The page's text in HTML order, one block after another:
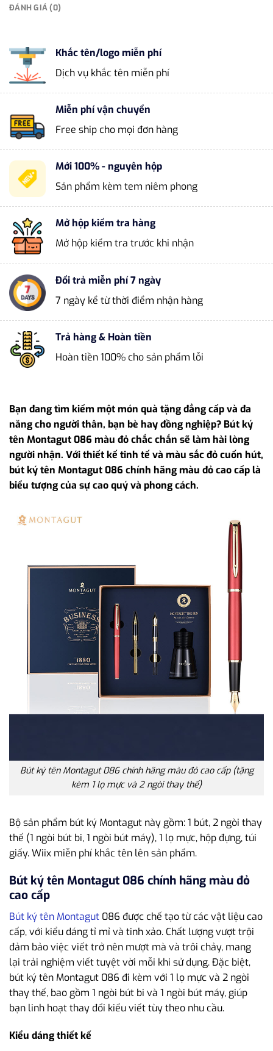
ĐÁNH GIÁ (0)
Khắc tên/logo miễn phí
Dịch vụ khắc tên miễn phí
Miễn phí vận chuyển
Free ship cho mọi đơn hàng
Mới 100% - nguyên hộp
Sản phẩm kèm tem niêm phong
Mở hộp kiểm tra hàng
Mở hộp kiểm tra trước khi nhận
Đổi trả miễn phí 7 ngày
7 ngày kể từ thời điểm nhận hàng
Trả hàng & Hoàn tiền
Hoàn tiền 100% cho sản phẩm lỗi
Bạn đang tìm kiếm một món quà tặng đẳng cấp và đa
năng cho người thân, bạn bè hay đồng nghiệp? Bút ký
tên Montagut 086 màu đỏ chắc chắn sẽ làm hài lòng
người nhận. Với thiết kế tinh tế và màu sắc đỏ cuốn hút,
bút ký tên Montagut 086 chính hãng màu đỏ cao cấp là
biểu tượng của sự cao quý và phong cách.
Bút ký tên Montagut 086 chính hãng màu đỏ cao cấp (tặng
kèm 1 lọ mực và 2 ngòi thay thế)
Bộ sản phẩm bút ký Montagut này gồm: 1 bút, 2 ngòi thay
thế (1 ngòi bút bi, 1 ngòi bút máy), 1 lọ mực, hộp đựng, túi
giấy. Wiix miễn phí khắc tên lên sản phẩm.
Bút ký tên Montagut 086 chính hãng màu đỏ
cao cấp
Bút ký tên Montagut 086 được chế tạo từ các vật liệu cao
cấp, với kiểu dáng tỉ mỉ và tinh xảo. Chất lượng vượt trội
đảm bảo việc viết trở nên mượt mà và trôi chảy, mang
lại trải nghiệm viết tuyệt vời mỗi khi sử dụng. Đặc biệt,
bút ký tên Montagut 086 đi kèm với 1 lọ mực và 2 ngòi
thay thế, bao gồm 1 ngòi bút bi và 1 ngòi bút máy, giúp
bạn linh hoạt thay đổi kiểu viết tùy theo nhu cầu.
Kiểu dáng thiết kế